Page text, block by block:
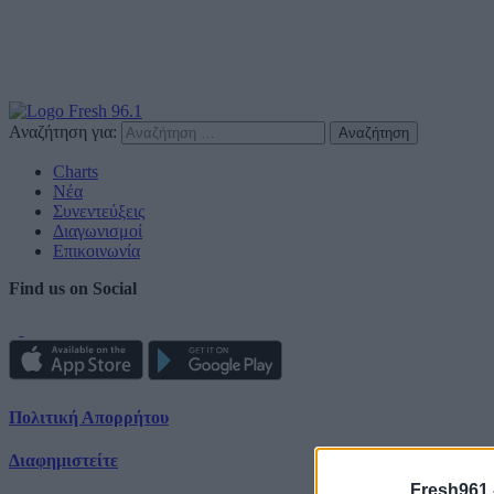
Fresh961
Αναζήτηση για:
Charts
Νέα
Συνεντεύξεις
Διαγωνισμοί
Επικοινωνία
Find us on Social
Πολιτική Απορρήτου
Διαφημιστείτε